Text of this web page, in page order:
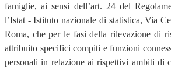
famiglie, ai sensi dell’art. 24 del
l’Istat - Istituto nazionale di statistica, Via
Roma, che per le fasi della rilevazione di
attribuito specifici compiti e funzioni
personali in relazione ai rispettivi ambiti di